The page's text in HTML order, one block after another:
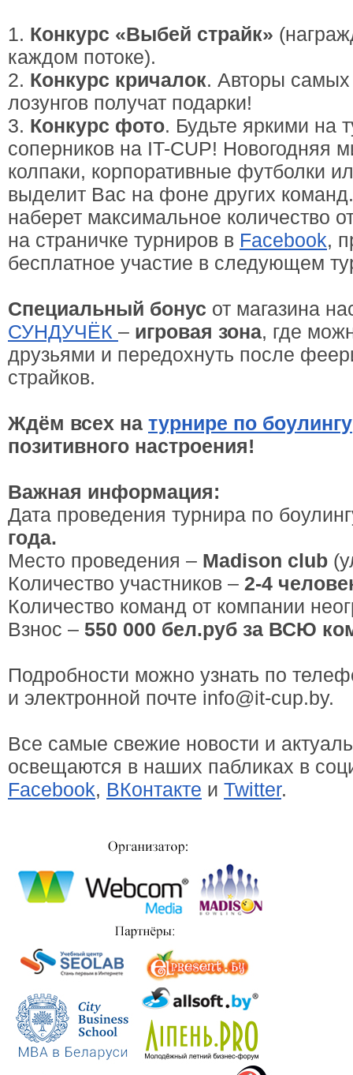
1. Конкурс «Выбей страйк»
каждом потоке).
2. Конкурс кричалок. Авторы самых
лозунгов получат подарки!
3. Конкурс фото. Будьте яркими на
соперников на IT-CUP! Новогодняя
колпаки, корпоративные футболки
выделит Вас на фоне других
наберет максимальное количество
на страничке турниров в Facebook,
бесплатное участие в следующем
Специальный бонус от магазина
СУНДУЧЁК – игровая зона, где
друзьями и передохнуть после
страйков.
Ждём всех на турнире по боулингу
позитивного настроения!
Важная информация:
Дата проведения турнира по
года.
Место проведения – Madison club
Количество участников – 2-4
Количество команд от компании
Взнос – 550 000 бел.руб за ВСЮ
Подробности можно узнать по
и электронной почте info@it-cup.by.
Все самые свежие новости и
освещаются в наших пабликах в
Facebook, ВКонтакте и Twitter.